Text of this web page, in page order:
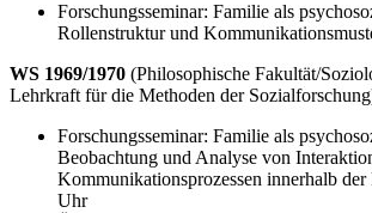
Forschungsseminar: Familie als
Rollenstruktur und
WS 1969/1970 (Philosophische Fakultät/
Lehrkraft für die Methoden der
Forschungsseminar: Familie als
Beobachtung und Analyse von
Kommunikationsprozessen innerhalb
Uhr